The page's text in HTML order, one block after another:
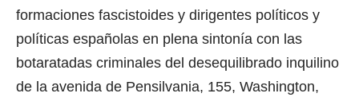
formaciones fascistoides y dirigentes políticos y
políticas españolas en plena sintonía con las
botaratadas criminales del desequilibrado inquilino
de la avenida de Pensilvania, 155, Washington,